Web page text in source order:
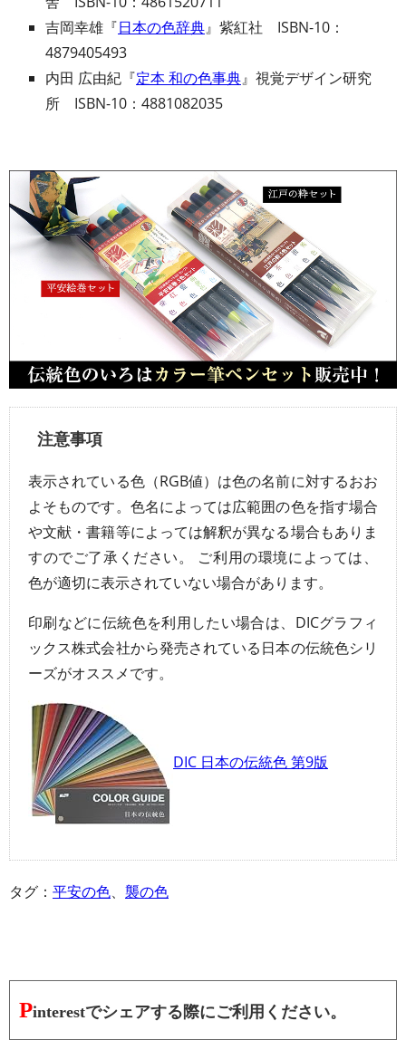
吉岡幸雄『日本の色辞典』紫紅社 ISBN-10：
4879405493
内田 広由紀『定本 和の色事典』視覚デザイン研究
所 ISBN-10：4881082035
注意事項
表示されている色（RGB値）は色の名前に対するおお
よそものです。色名によっては広範囲の色を指す場合
や文献・書籍等によっては解釈が異なる場合もありま
すのでご了承ください。 ご利用の環境によっては、
色が適切に表示されていない場合があります。
印刷などに伝統色を利用したい場合は、DICグラフィ
ックス株式会社から発売されている日本の伝統色シリ
ーズがオススメです。
DIC 日本の伝統色 第9版
タグ： 平安の色、 襲の色
Pinterestでシェアする際にご利用ください。